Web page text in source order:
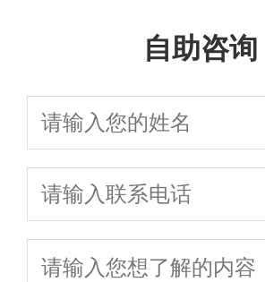
专业指导
讼离婚全流程
析，免费在线答
子抚养权归属及律
自助咨询